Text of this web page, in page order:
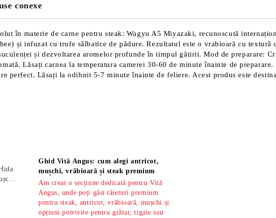
conexe
în materie de carne pentru steak: Wagyu A5 Miyazaki, recunoscută
și infuzat cu trufe sălbatice de pădure. Rezultatul este o vrabioară cu textură
și dezvoltarea aromelor profunde în timpul gătirii. Mod de preparare:
Lăsați carnea la temperatura camerei 30-60 de minute înainte de
perfect. Lăsați la odihnit 5-7 minute înainte de feliere. Acest produs este
Ghid Vită Angus: cum alegi antricot,
mușchi, vrăbioară și steak premium
Am creat o secțiune dedicată pentru Vită
Angus, unde poți găsi tăieturi premium
pentru steak, antricot, vrăbioară, mușchi și
opțiuni potrivite pentru grătar, tigaie sau